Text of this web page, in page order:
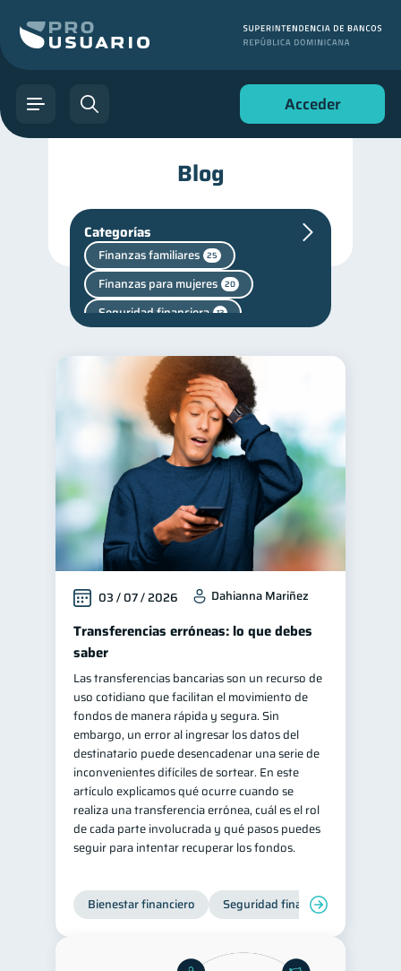
Acceder
Blog
Categorías
Finanzas familiares 25
Finanzas para mujeres 20
Seguridad financiera 13
Ciberseguridad 5
Criptomonedas 2
Finanzas personales 44
Manejo de deudas 31
Educación financiera 31
Finanzas para jóvenes 30
Control de deudas
Inclusión financiera 22
Bienestar financiero 22
Salud financiera 12
Productos financieros
Organización Financiera 10
Deudas 10 Préstamos 8
Ahorro 8 Consejos 6
Tarjeta de crédito 6
Historial crediticio
Servicios 4
Derechos & Deberes
Superintendencia de Bancos
Vacaciones
03 / 07 / 2026 Dahianna Mariñez
Transferencias erróneas: lo que debes
saber
Las transferencias bancarias son un recurso de
uso cotidiano que facilitan el movimiento de
fondos de manera rápida y segura. Sin
embargo, un error al ingresar los datos del
destinatario puede desencadenar una serie de
inconvenientes difíciles de sortear. En este
artículo explicamos qué ocurre cuando se
realiza una transferencia errónea, cuál es el rol
de cada parte involucrada y qué pasos puedes
seguir para intentar recuperar los fondos.
Bienestar financiero Seguridad financiera